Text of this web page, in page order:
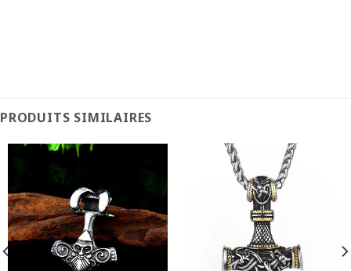
PRODUITS SIMILAIRES